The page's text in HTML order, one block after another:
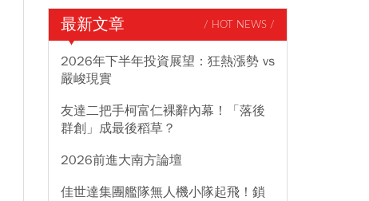
最新文章 / HOT NEWS /
2026年下半年投資展望：狂熱漲勢 vs
嚴峻現實
友達二把手柯富仁裸辭內幕！「落後
群創」成最後稻草？
2026前進大南方論壇
佳世達集團艦隊無人機小隊起飛！鎖